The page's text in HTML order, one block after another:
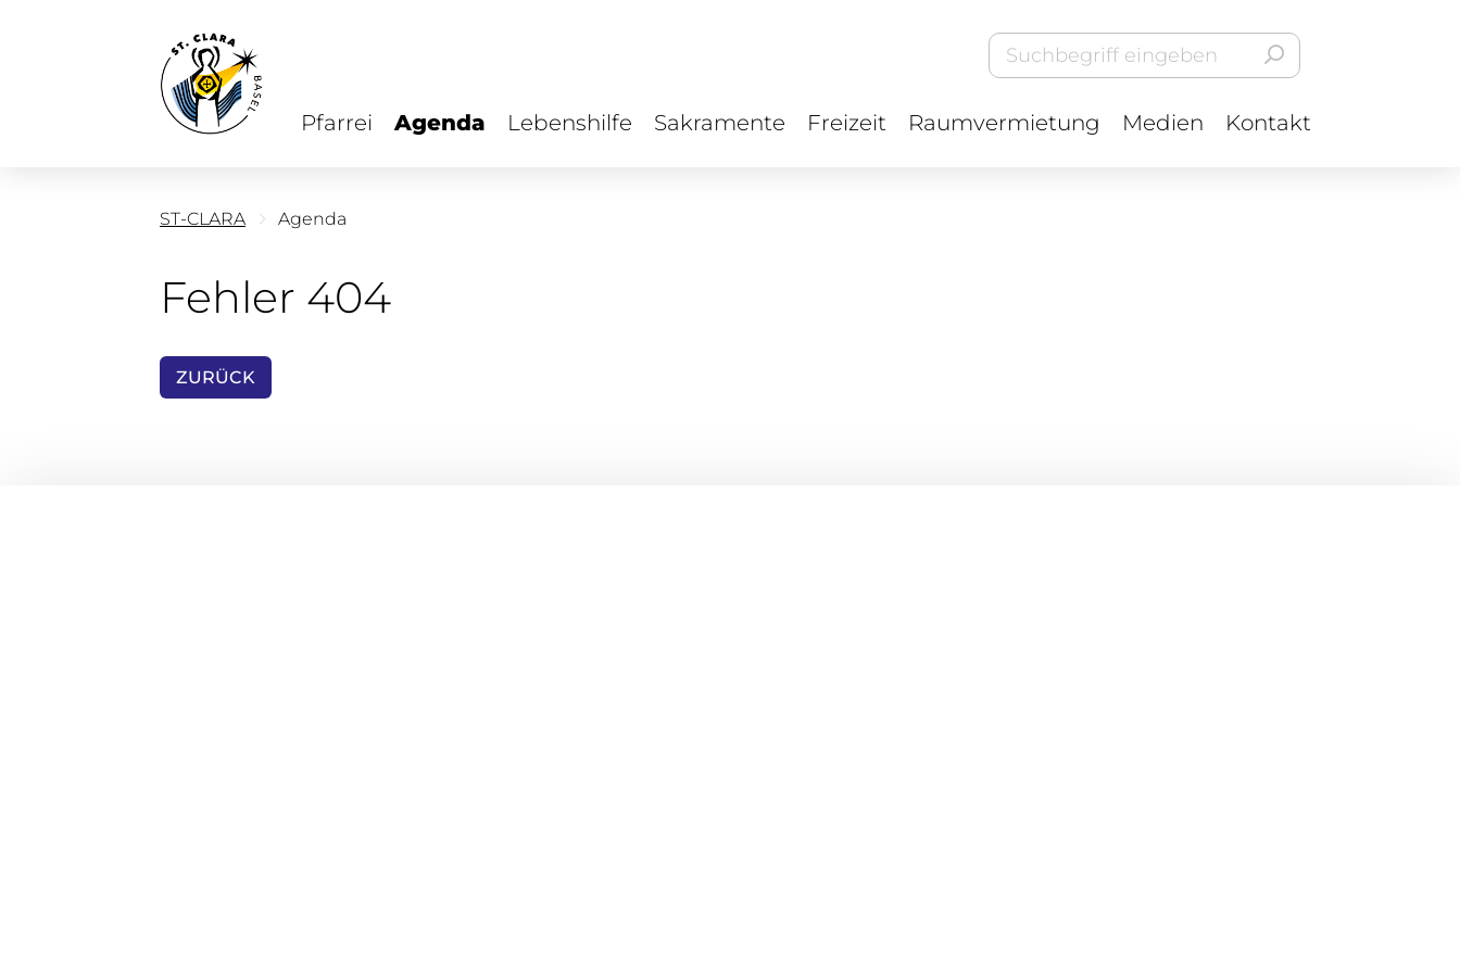
Pfarrei Agenda Lebenshilfe Sakramente Freizeit Raumvermietung Medien Kontakt
ST-CLARA Agenda
Fehler 404
ZURÜCK